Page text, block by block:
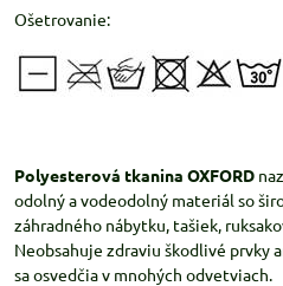
Ošetrovanie:
Polyesterová tkanina OXFORD
odolný a vodeodolný materiál so
záhradného nábytku, tašiek,
Neobsahuje zdraviu škodlivé prvky
sa osvedčia v mnohých odvetviach.